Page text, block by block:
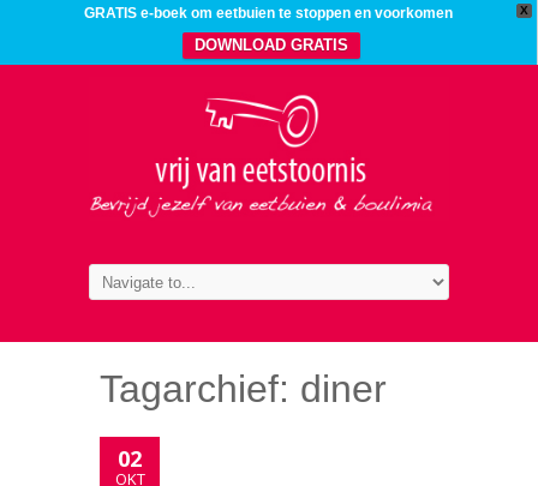
X
GRATIS e-boek om eetbuien te stoppen en voorkomen
DOWNLOAD GRATIS
Tagarchief: diner
02
OKT